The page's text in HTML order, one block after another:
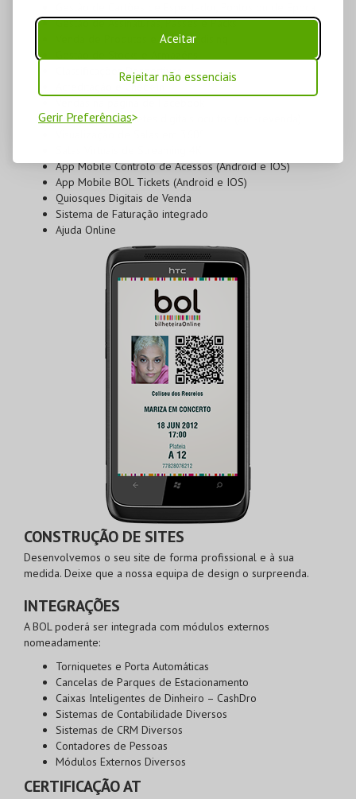
Aceitar
Rejeitar não essenciais
Gerir Preferências
Gestão de Assinaturas, Passes e Packs
Venda de Produtos e Merchandising
Classificações Desportivas
Acreditação e Check-In
Eventos com bilhetes digitais ocultos (anti-revenda)
App Mobile Controlo de Acessos (Android e IOS)
App Mobile BOL Tickets (Android e IOS)
Quiosques Digitais de Venda
Sistema de Faturação integrado
Ajuda Online
CONSTRUÇÃO DE SITES
Desenvolvemos o seu site de forma profissional e à sua
medida. Deixe que a nossa equipa de design o surpreenda.
INTEGRAÇÕES
A BOL poderá ser integrada com módulos externos
nomeadamente:
Torniquetes e Porta Automáticas
Cancelas de Parques de Estacionamento
Caixas Inteligentes de Dinheiro – CashDro
Sistemas de Contabilidade Diversos
Sistemas de CRM Diversos
Contadores de Pessoas
Módulos Externos Diversos
CERTIFICAÇÃO AT